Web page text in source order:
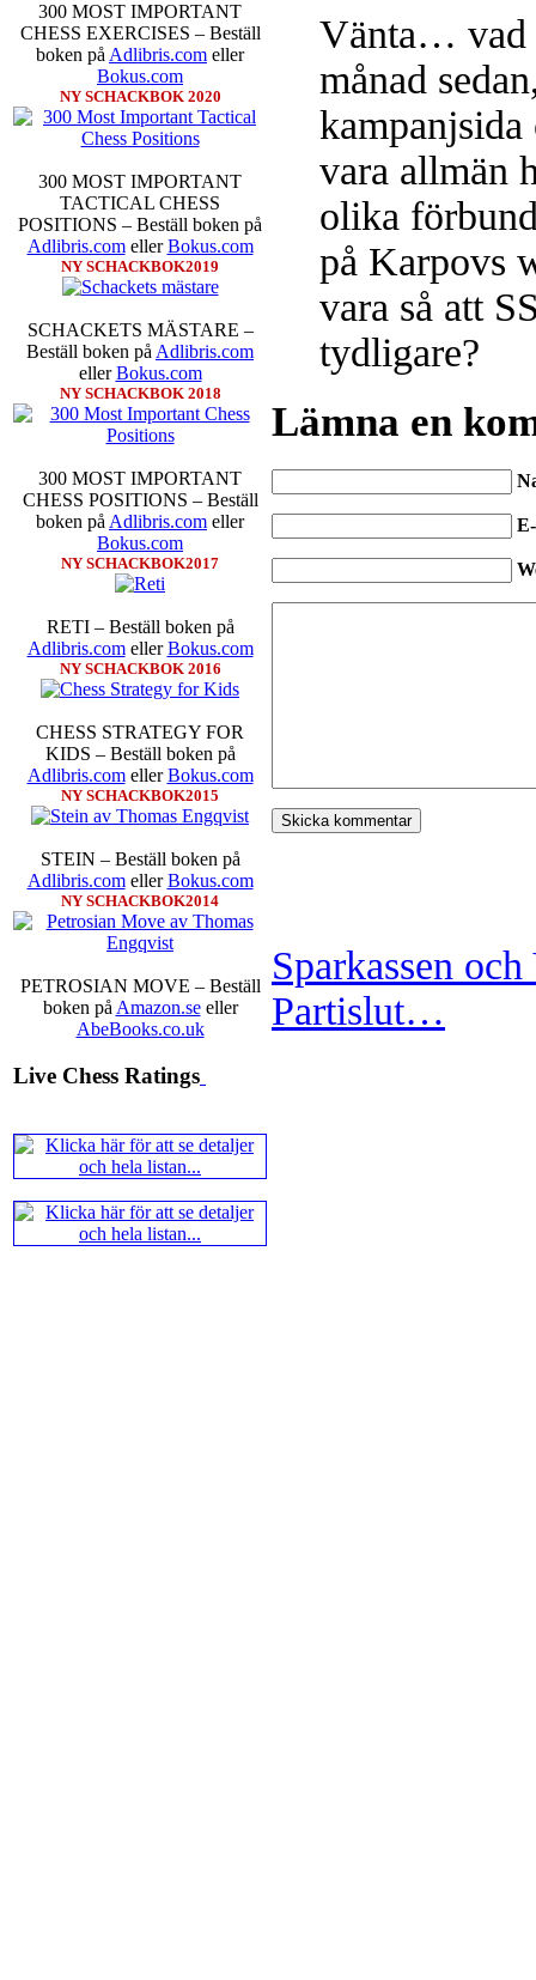
300 MOST IMPORTANT
CHESS EXERCISES – Beställ
boken på Adlibris.com eller
Bokus.com
NY SCHACKBOK 2020
300 MOST IMPORTANT
TACTICAL CHESS
POSITIONS – Beställ boken på
Adlibris.comellerBokus.com
NY SCHACKBOK2019
SCHACKETS MÄSTARE –
Beställ boken på Adlibris.com
ellerBokus.com
NY SCHACKBOK 2018
300 MOST IMPORTANT
CHESS POSITIONS – Beställ
boken på Adlibris.com eller
Bokus.com
NY SCHACKBOK2017
RETI – Beställ boken på
Adlibris.comellerBokus.com
NY SCHACKBOK 2016
CHESS STRATEGY FOR
KIDS – Beställ boken på
Adlibris.comellerBokus.com
NY SCHACKBOK2015
STEIN – Beställ boken på
Adlibris.comellerBokus.com
NY SCHACKBOK2014
PETROSIAN MOVE – Beställ
boken på Amazon.seeller
AbeBooks.co.uk
Live Chess Ratings
Vänta… vad
månad
vara allmän
olika
på Karpovs
vara så att
tydligare?
Lämna en
Sparkassen
Partislut…